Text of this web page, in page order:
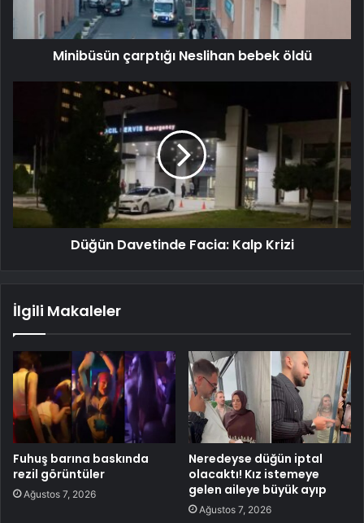
Minibüsün çarptığı Neslihan bebek öldü
Düğün Davetinde Facia: Kalp Krizi
İlgili Makaleler
Fuhuş barına baskında
rezil görüntüler
Ağustos 7, 2026
Neredeyse düğün iptal
olacaktı! Kız istemeye
gelen aileye büyük ayıp
Ağustos 7, 2026